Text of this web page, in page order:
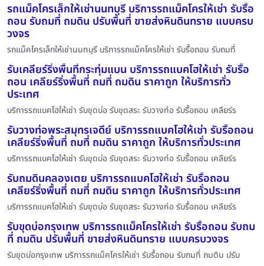
รถแม็คโครเล็กให้เช่านนทบุรี บริการรถแม็คโครให้เช่า รับรื้อ
ถอน รับถมที่ ถมดิน ปรับพื้นที่ ขายส่งหินดินทราย แบบครบ
วงจร
รถแม็คโครเล็กให้เช่านนทบุรี บริการรถแม็คโครให้เช่า รับรื้อถอน รับถมที่
รับเคลียร์ริ่งพื้นที่กระทุ่มแบน บริการรถแบคโฮให้เช่า รับรื้อ
ถอน เคลียร์ริ่งพื้นที่ ถมที่ ถมดิน ราคาถูก ให้บริการทั่ว
ประเทศ
บริการรถแบคโฮให้เช่า รับขุดบ่อ รับขุดสระ รับวางท่อ รับรื้อถอน เคลียร์ร
รับวางท่อพระสมุทรเจดีย์ บริการรถแบคโฮให้เช่า รับรื้อถอน
เคลียร์ริ่งพื้นที่ ถมที่ ถมดิน ราคาถูก ให้บริการทั่วประเทศ
บริการรถแบคโฮให้เช่า รับขุดบ่อ รับขุดสระ รับวางท่อ รับรื้อถอน เคลียร์ร
รับถมดินคลองเตย บริการรถแบคโฮให้เช่า รับรื้อถอน
เคลียร์ริ่งพื้นที่ ถมที่ ถมดิน ราคาถูก ให้บริการทั่วประเทศ
บริการรถแบคโฮให้เช่า รับขุดบ่อ รับขุดสระ รับวางท่อ รับรื้อถอน เคลียร์ร
รับขุดบ่อกรุงเทพ บริการรถแม็คโครให้เช่า รับรื้อถอน รับถม
ที่ ถมดิน ปรับพื้นที่ ขายส่งหินดินทราย แบบครบวงจร
รับขุดบ่อกรุงเทพ บริการรถแม็คโครให้เช่า รับรื้อถอน รับถมที่ ถมดิน ปรับ